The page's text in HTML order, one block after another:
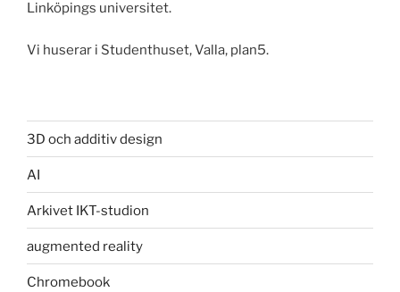
Linköpings universitet.
Vi huserar i Studenthuset, Valla, plan5.
3D och additiv design
AI
Arkivet IKT-studion
augmented reality
Chromebook